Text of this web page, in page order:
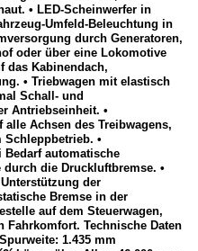
• LED-Scheinwerfer in
Umfeld-Beleuchtung in
durch Generatoren,
oder über eine Lokomotive
das Kabinendach,
• Triebwagen mit elastisch
Schall- und
Antriebseinheit. •
Achsen des Treibwagens,
•
automatische
die Druckluftbremse. •
der
Bremse in der
auf dem Steuerwagen,
Fahrkomfort. Technische Daten
1.435 mm